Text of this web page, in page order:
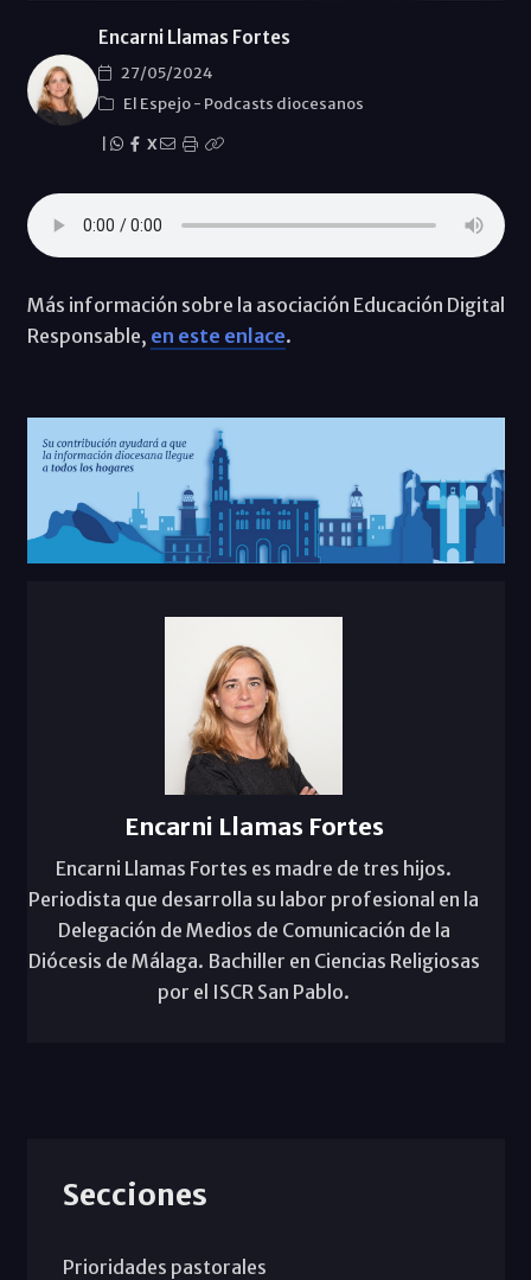
Encarni Llamas Fortes
27/05/2024
El Espejo- Podcasts diocesanos
X
Más información sobre la asociación Educación Digital
Responsable, en este enlace.
Encarni Llamas Fortes
Encarni Llamas Fortes es madre de tres hijos.
Periodista que desarrolla su labor profesional en la
Delegación de Medios de Comunicación de la
Diócesis de Málaga. Bachiller en Ciencias Religiosas
por el ISCR San Pablo.
Secciones
Prioridades pastorales